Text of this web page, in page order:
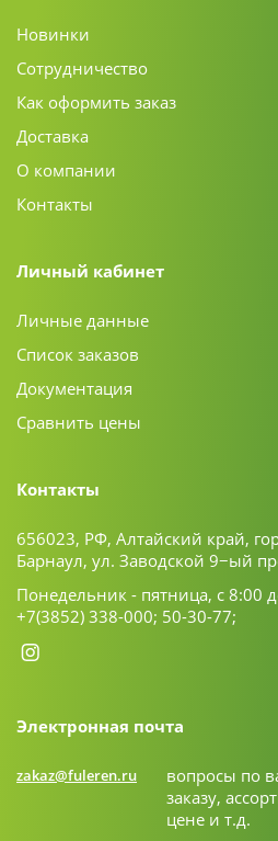
Новинки
Сотрудничество
Как оформить заказ
Доставка
О компании
Контакты
Личный кабинет
Личные данные
Список заказов
Документация
Сравнить цены
Контакты
656023, РФ, Алтайский край,
Барнаул, ул. Заводской 9−ый
Понедельник - пятница, с 8:00
+7(3852) 338-000; 50-30-77;
Электронная почта
zakaz@fuleren.ru
вопросы по
заказу,
цене и т.д.